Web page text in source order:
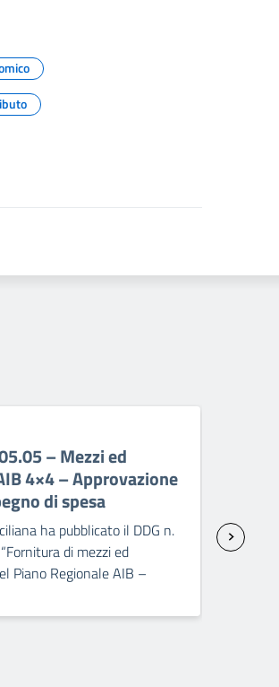
– Mezzi ed
4×4 – Approvazione
di spesa
ha pubblicato il DDG n.
di mezzi ed
Piano Regionale AIB –